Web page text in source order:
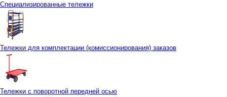
Специализированные тележки
Тележки для комплектации (комиссионирования) заказов
Тележки с поворотной передней осью